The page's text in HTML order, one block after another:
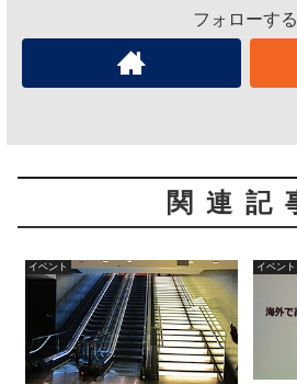
フォローする
関連記
イベント イベント